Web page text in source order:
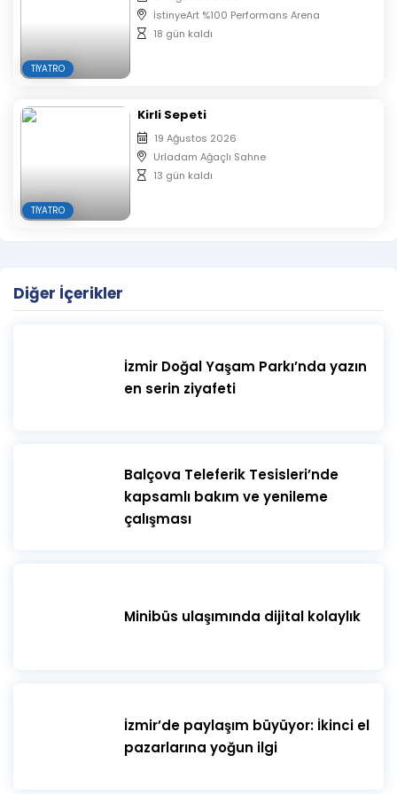
Satın alınan biletlerde iptal, iade ve değişiklik
yapılmamaktadır.
Oyunun başlamasının ardından salona seyirci
alınmayacaktır.
olarak sıralandırılacaktır.
Aynı isim ve mail ile alınan biletlerin koltuk
numaraları yan yana verilmektedir.
TIYATRO
İstinyeArt %100 Performans Arena
18 gün kaldı
TIYATRO
Kirli Sepeti
19 Ağustos 2026
Urladam Ağaçlı Sahne
13 gün kaldı
Diğer İçerikler
İzmir Doğal Yaşam Parkı’nda yazın
en serin ziyafeti
​Balçova Teleferik Tesisleri’nde
kapsamlı bakım ve yenileme
çalışması
Minibüs ulaşımında dijital kolaylık
İzmir’de paylaşım büyüyor: İkinci el
pazarlarına yoğun ilgi